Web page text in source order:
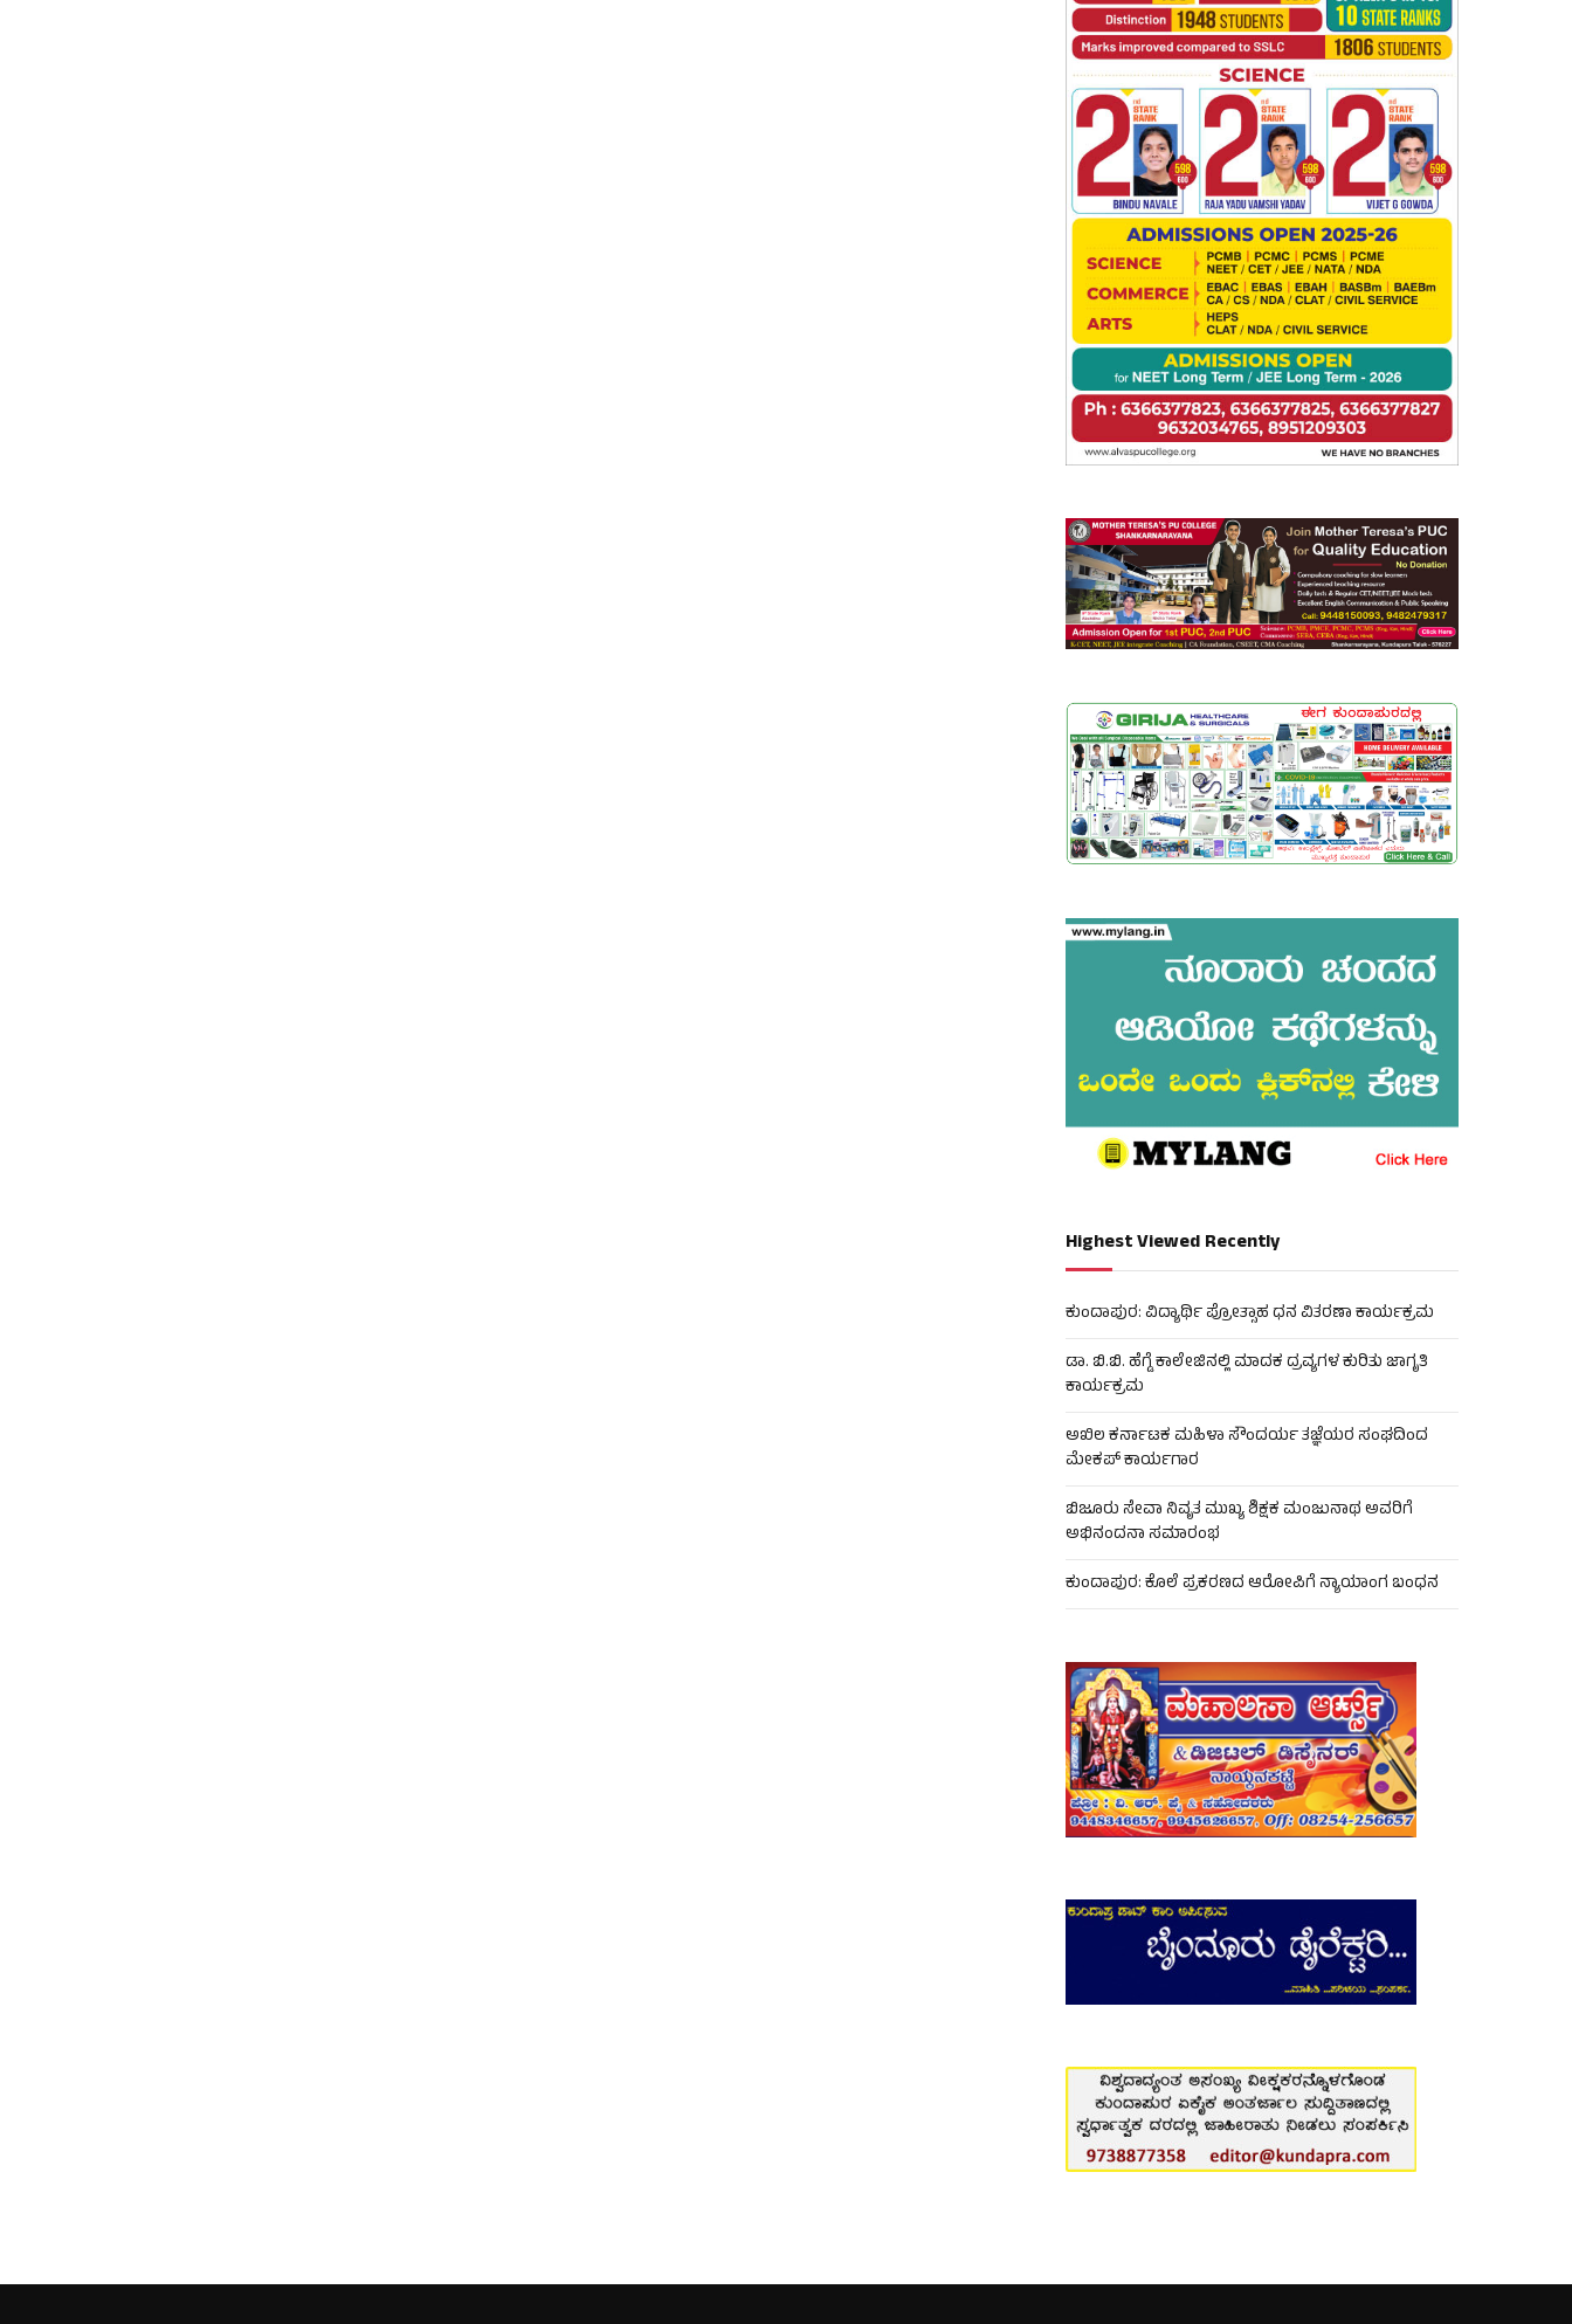
Highest Viewed Recently
ಕುಂದಾಪುರ: ವಿದ್ಯಾರ್ಥಿ ಪ್ರೋತ್ಸಾಹ ಧನ ವಿತರಣಾ ಕಾರ್ಯಕ್ರಮ
ಡಾ. ಬಿ.ಬಿ. ಹೆಗ್ಡೆ ಕಾಲೇಜಿನಲ್ಲಿ ಮಾದಕ ದ್ರವ್ಯಗಳ ಕುರಿತು ಜಾಗೃತಿ
ಕಾರ್ಯಕ್ರಮ
ಅಖಿಲ ಕರ್ನಾಟಕ ಮಹಿಳಾ ಸೌಂದರ್ಯ ತಜ್ಞೆಯರ ಸಂಘದಿಂದ
ಮೇಕಪ್ ಕಾರ್ಯಗಾರ
ಬಿಜೂರು ಸೇವಾ ನಿವೃತ ಮುಖ್ಯ ಶಿಕ್ಷಕ ಮಂಜುನಾಥ ಅವರಿಗೆ
ಅಭಿನಂದನಾ ಸಮಾರಂಭ
ಕುಂದಾಪುರ: ಕೊಲೆ ಪ್ರಕರಣದ ಆರೋಪಿಗೆ ನ್ಯಾಯಾಂಗ ಬಂಧನ